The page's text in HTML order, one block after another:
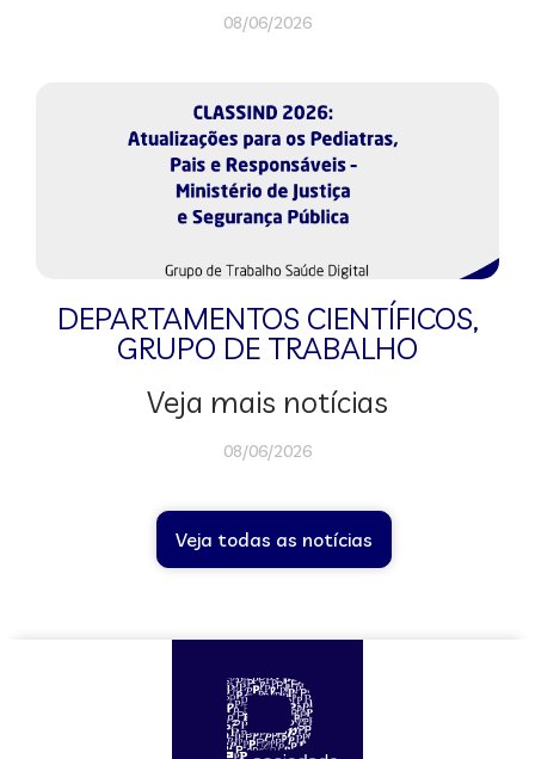
08/06/2026
DEPARTAMENTOS CIENTÍFICOS,
GRUPO DE TRABALHO
Veja mais notícias
08/06/2026
Veja todas as notícias